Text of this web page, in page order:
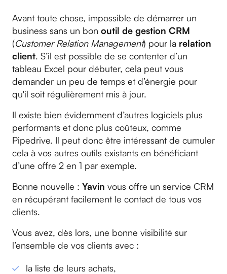
Avant toute chose, impossible de démarrer un
business sans un bon outil de gestion CRM
(Customer Relation Management) pour la relation
client. S’il est possible de se contenter d’un
tableau Excel pour débuter, cela peut vous
demander un peu de temps et d’énergie pour
qu'il soit régulièrement mis à jour.
Il existe bien évidemment d’autres logiciels plus
performants et donc plus coûteux, comme
Pipedrive. Il peut donc être intéressant de cumuler
cela à vos autres outils existants en bénéficiant
d’une offre 2 en 1 par exemple.
Bonne nouvelle : Yavin vous offre un service CRM
en récupérant facilement le contact de tous vos
clients.
Vous avez, dès lors, une bonne visibilité sur
l’ensemble de vos clients avec :
la liste de leurs achats,